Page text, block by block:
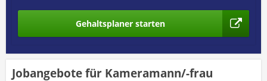
Gehaltsplaner starten
Jobangebote für Kameramann/-frau